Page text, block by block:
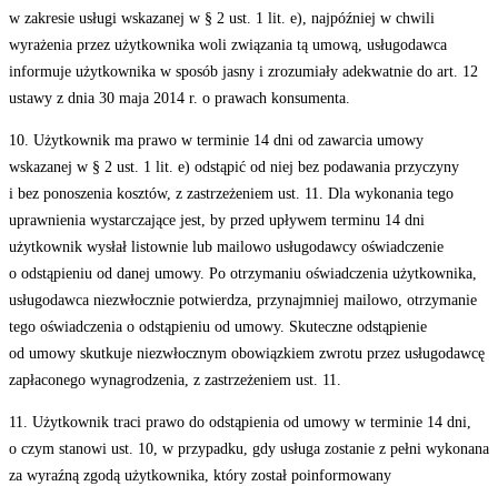
w zakresie usługi wskazanej w § 2 ust. 1 lit. e), najpóźniej w chwili
wyrażenia przez użytkownika woli związania tą umową, usługodawca
informuje użytkownika w sposób jasny i zrozumiały adekwatnie do art. 12
ustawy z dnia 30 maja 2014 r. o prawach konsumenta.
10. Użytkownik ma prawo w terminie 14 dni od zawarcia umowy
wskazanej w § 2 ust. 1 lit. e) odstąpić od niej bez podawania przyczyny
i bez ponoszenia kosztów, z zastrzeżeniem ust. 11. Dla wykonania tego
uprawnienia wystarczające jest, by przed upływem terminu 14 dni
użytkownik wysłał listownie lub mailowo usługodawcy oświadczenie
o odstąpieniu od danej umowy. Po otrzymaniu oświadczenia użytkownika,
usługodawca niezwłocznie potwierdza, przynajmniej mailowo, otrzymanie
tego oświadczenia o odstąpieniu od umowy. Skuteczne odstąpienie
od umowy skutkuje niezwłocznym obowiązkiem zwrotu przez usługodawcę
zapłaconego wynagrodzenia, z zastrzeżeniem ust. 11.
11. Użytkownik traci prawo do odstąpienia od umowy w terminie 14 dni,
o czym stanowi ust. 10, w przypadku, gdy usługa zostanie z pełni wykonana
za wyraźną zgodą użytkownika, który został poinformowany